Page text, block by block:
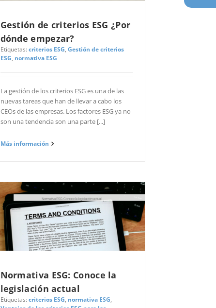
Gestión de criterios ESG ¿Por
dónde empezar?
Etiquetas: criterios ESG, Gestión de criterios
ESG, normativa ESG
La gestión de los criterios ESG es una de las
nuevas tareas que han de llevar a cabo los
CEOs de las empresas. Los factores ESG ya no
son una tendencia son una parte [...]
Más información
Normativa ESG: Conoce la
legislación actual
Etiquetas: criterios ESG, normativa ESG,